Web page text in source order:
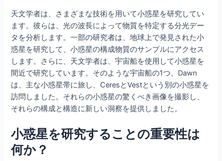
天文学者は、さまざまな技術を用いて小惑星を研究してい
ます。彼らは、光の波長によって物質を特定する分光デー
タを分析します。一部の研究者は、地球上で発見された小
惑星を研究して、小惑星の構成物質のサンプルにアクセス
します。さらに、天文学者は、宇宙船を使用して小惑星を
間近で研究しています。そのような宇宙船の1つ、Dawn
は、主な小惑星帯に旅し、CeresとVestという別の小惑星を
訪問しました。それらの小惑星の驚くべき画像を撮影し、
それらの構成と構造に新しい洞察を提供しました。
小惑星を研究することの重要性は
何か？